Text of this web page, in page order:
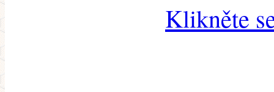
Klikněte